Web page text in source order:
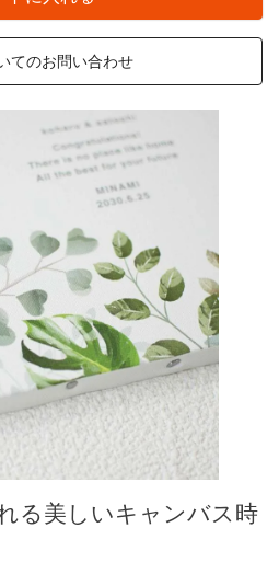
てのお問い合わせ
る美しいキャンバス時